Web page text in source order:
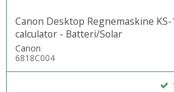
Canon Desktop Regnemaskine KS-
calculator - Batteri/Solar
Canon
6818C004